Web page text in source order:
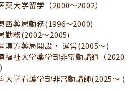
薬大学留学（2000～2002）
西薬局勤務(1996～2000)
勤務(2002～2005)
漢方薬局開設・ 運営(2005〜)
福祉大学薬学部非常勤講師（2020
大学看護学部非常勤講師(2025〜 )